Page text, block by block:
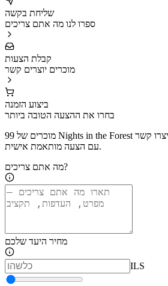
שליחת בקשה
ספרו לנו מה אתם צריכים
קבלת הצעות
מוכרים יוצרים קשר
ביצוע הזמנה
בחרו את ההצעה הטובה ביותר
מוכרים של 99 Nights in the Forest יראו את הבקשה שלכם ויצרו קשר
עם הצעה מותאמת אישית.
מה אתם צריכים?
מחיר היעד שלכם
ILS